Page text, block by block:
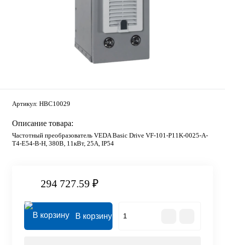
Артикул: HBC10029
Описание товара:
Частотный преобразователь VEDA Basic Drive VF-101-P11K-0025-A-
T4-E54-B-H, 380В, 11кВт, 25А, IP54
294 727.59 ₽
В корзину